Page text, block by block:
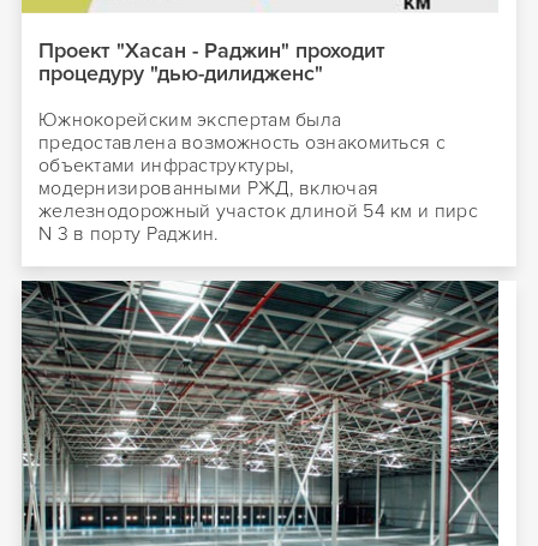
Проект "Хасан - Раджин" проходит
процедуру "дью-дилидженс"
Южнокорейским экспертам была
предоставлена возможность ознакомиться с
объектами инфраструктуры,
модернизированными РЖД, включая
железнодорожный участок длиной 54 км и пирс
N 3 в порту Раджин.